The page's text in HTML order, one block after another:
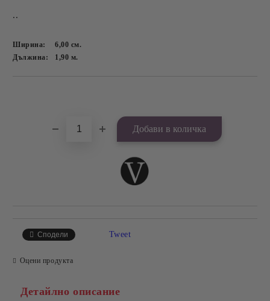
..
Ширина: 6,00 см.
Дължина:
1,90 м.
Сподели Tweet
Оцени продукта
Детайлно описание